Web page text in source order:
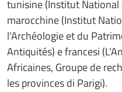
tunisine (Institut
marocchine (Institut
l'Archéologie et du
Antiquités) e francesi
Africaines, Groupe de
les provinces di Parigi).